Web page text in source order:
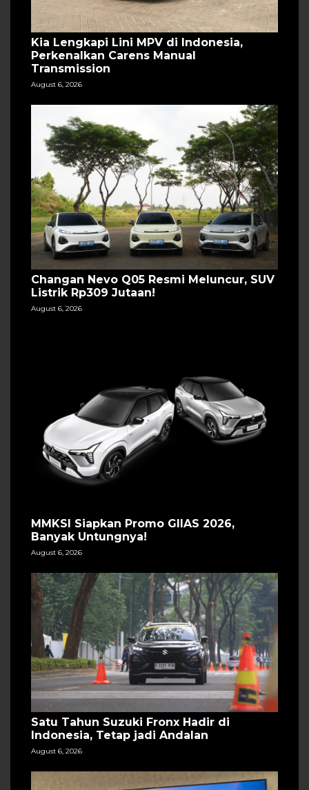
Kia Lengkapi Lini MPV di Indonesia,
Perkenalkan Carens Manual
Transmission
August 6, 2026
Changan Nevo Q05 Resmi Meluncur, SUV
Listrik Rp309 Jutaan!
August 6, 2026
MMKSI Siapkan Promo GIIAS 2026,
Banyak Untungnya!
August 6, 2026
Satu Tahun Suzuki Fronx Hadir di
Indonesia, Tetap jadi Andalan
August 6, 2026